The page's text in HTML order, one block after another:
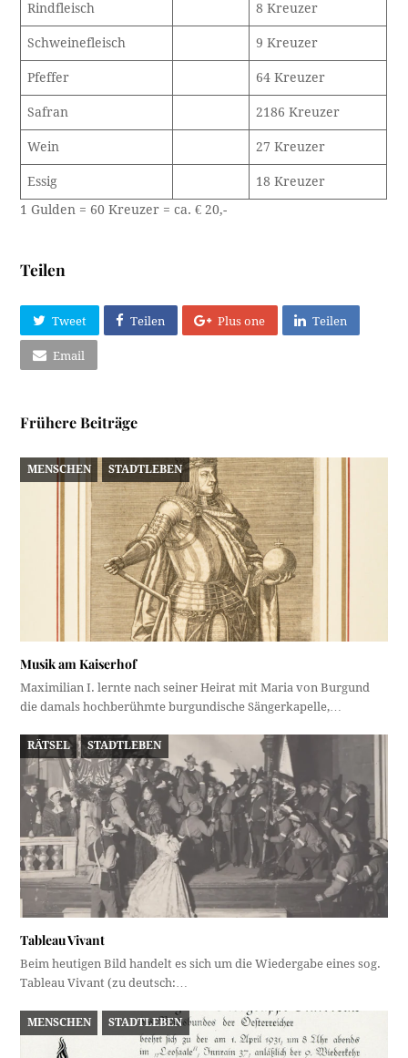
Rindfleisch 8 Kreuzer
Schweinefleisch 9 Kreuzer
Pfeffer 64 Kreuzer
Safran 2186 Kreuzer
Wein 27 Kreuzer
Essig
18 Kreuzer
1 Gulden = 60 Kreuzer = ca. € 20,-
Teilen
Tweet Teilen Plus one Teilen
Email
Frühere Beiträge
MENSCHEN STADTLEBEN
Musik am Kaiserhof
Maximilian I. lernte nach seiner Heirat mit Maria von Burgund
die damals hochberühmte burgundische Sängerkapelle,…
RÄTSEL STADTLEBEN
Tableau Vivant
Beim heutigen Bild handelt es sich um die Wiedergabe eines sog.
Tableau Vivant (zu deutsch:…
MENSCHEN STADTLEBEN